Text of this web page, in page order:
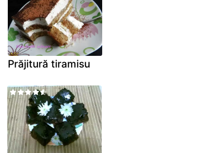
Prăjitură tiramisu